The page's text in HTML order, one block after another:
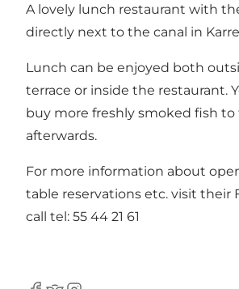
A lovely lunch restaurant with
directly next to the canal in
Lunch can be enjoyed both
terrace or inside the restaurant.
buy more freshly smoked fish
afterwards.
For more information about
table reservations etc. visit their
call tel: 55 44 21 61